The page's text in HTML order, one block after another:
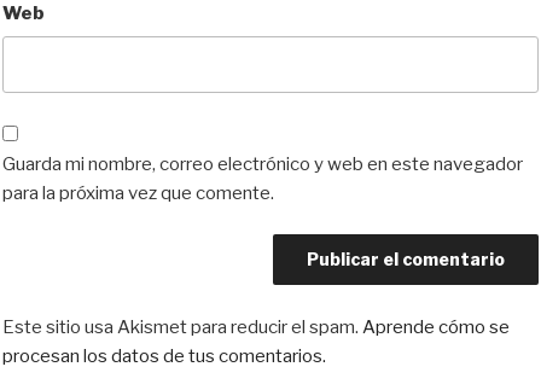
Web
Guarda mi nombre, correo electrónico y web en este navegador
para la próxima vez que comente.
Este sitio usa Akismet para reducir el spam. Aprende cómo se
procesan los datos de tus comentarios.